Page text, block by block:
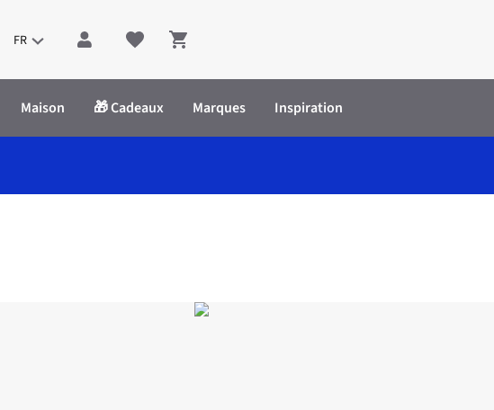
FR Shopping cart
Maison 🎁 Cadeaux Marques Inspiration